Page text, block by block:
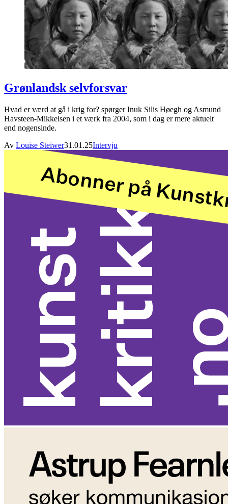
Grønlandsk selvforsvar
Hvad er værd at gå i krig for? spørger Inuk Silis Høegh og Asmund
Havsteen-Mikkelsen i et værk fra 2004, som i dag er mere aktuelt
end nogensinde.
Av Louise Steiwer31.01.25Intervju